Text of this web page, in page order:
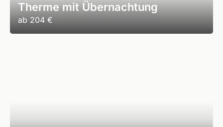
Therme mit Übernachtung
ab 204 €